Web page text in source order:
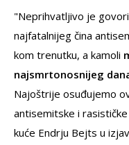
"Neprihvatljivo je
najfatalnijeg čina
kom trenutku, a kamoli
najsmrtonosnijeg
Najoštrije osuđujemo
antisemitske i
kuće Endrju Bejts u